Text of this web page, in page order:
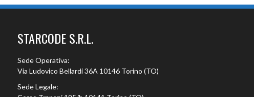
STARCODE S.R.L.
Sede Operativa:
Via Ludovico Bellardi 36A 10146 Torino (TO)
Sede Legale: